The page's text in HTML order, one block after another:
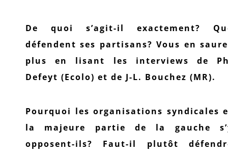
De quoi s’agit-il exactement?
défendent ses partisans? Vous en
plus en lisant les interviews de
Defeyt (Ecolo) et de J-L. Bouchez (MR).
Pourquoi les organisations syndicales
la majeure partie de la gauche
opposent-ils? Faut-il plutôt